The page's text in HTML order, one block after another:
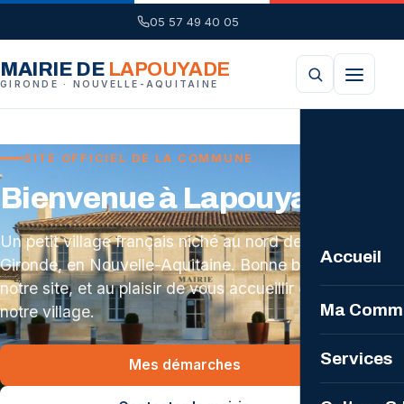
05 57 49 40 05
MAIRIE DE LAPOUYADE
GIRONDE · NOUVELLE-AQUITAINE
Accueil
Ma
La
Services
SITE OFFICIEL DE LA COMMUNE
Bienvenue à Lapouyade
Un petit village français niché au nord de la
Gironde, en Nouvelle-Aquitaine. Bonne balade sur
notre site, et au plaisir de vous accueillir dans
notre village.
Mes démarches